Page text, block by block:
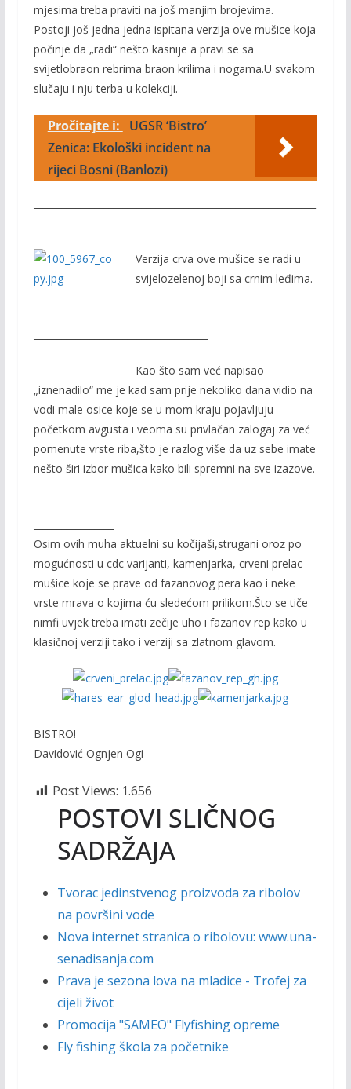
mjesima treba praviti na još manjim brojevima.
Postoji još jedna jedna ispitana verzija ove mušice koja
počinje da „radi“ nešto kasnije a pravi se sa
svijetlobraon rebrima braon krilima i nogama.U svakom
slučaju i nju terba u kolekciji.
Pročitajte i:
UGSR ‘Bistro’
Zenica: Ekološki incident na
rijeci Bosni (Banlozi)
Verzija crva ove mušice se radi u
svijelozelenoj boji sa crnim leđima.
Kao što sam već napisao
„iznenadilo“ me je kad sam prije nekoliko dana vidio na
vodi male osice koje se u mom kraju pojavljuju
početkom avgusta i veoma su privlačan zalogaj za već
pomenute vrste riba,što je razlog više da uz sebe imate
nešto širi izbor mušica kako bili spremni na sve izazove.
Osim ovih muha aktuelni su kočijaši,strugani oroz po
mogućnosti u cdc varijanti, kamenjarka, crveni prelac
mušice koje se prave od fazanovog pera kao i neke
vrste mrava o kojima ću sledećom prilikom.Što se tiče
nimfi uvjek treba imati zečije uho i fazanov rep kako u
klasičnoj verziji tako i verziji sa zlatnom glavom.
BISTRO!
Davidović Ognjen Ogi
Post Views: 1.656
POSTOVI SLIČNOG
SADRŽAJA
Tvorac jedinstvenog proizvoda za ribolov
na površini vode
Nova internet stranica o ribolovu: www.una-
senadisanja.com
Prava je sezona lova na mladice - Trofej za
cijeli život
Promocija "SAMEO" Flyfishing opreme
Fly fishing škola za početnike